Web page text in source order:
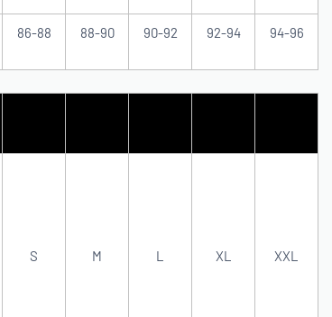
86-88 88-90 90-92 92-94 94-96
S M L XL XXL